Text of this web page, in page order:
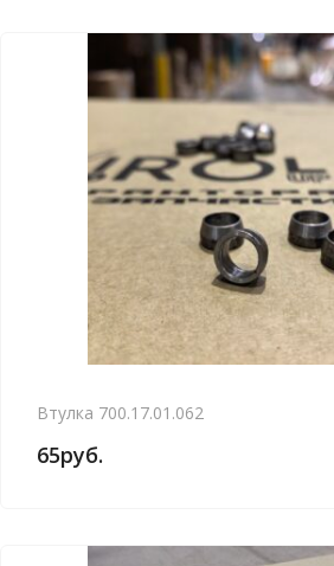
Втулка 700.17.01.062
65руб.